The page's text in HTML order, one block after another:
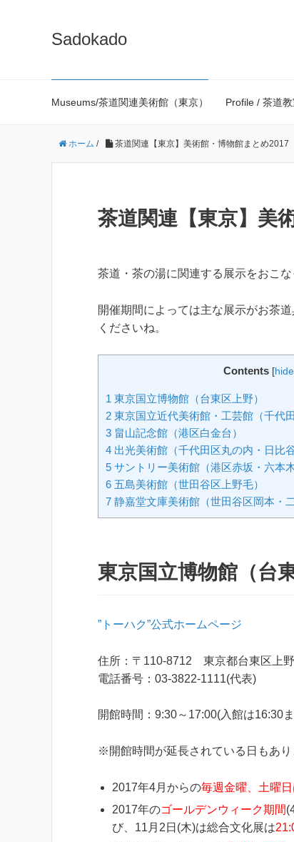
Sadokado
Museums/茶道関連美術館（東京） Profile / 茶道
ホーム / 茶道関連【東京】美術館・博物館まとめ2017
茶道関連【東京】美
茶道・茶の湯に関連する展示をおこ
開催期間によっては主な展示がお茶
くださいね。
Contents [hide
1 東京国立博物館（台東区上野）
2 東京国立近代美術館・工芸館（千代
3 畠山記念館（港区白金台）
4 出光美術館（千代田区丸の内・日比谷
5 サントリー美術館（港区赤坂・六本
6 五島美術館（世田谷区上野毛）
7 静嘉堂文庫美術館（世田谷区岡本・二
東京国立博物館（台
”トーハク”公式ホームページ
住所：〒110-8712 東京都台東区上
電話番号：03-3822-1111(代表)
開館時間：9:30～17:00(入館は16:30
※開館時間が延長されている日もあり
2017年4月からの毎週金曜、土曜
2017年のゴールデンウィーク期間
び、11月2日(木)は総合文化展は